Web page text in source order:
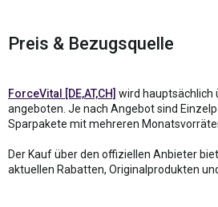
Preis & Bezugsquelle
ForceVital [DE,AT,CH] wird hauptsächlich
angeboten. Je nach Angebot sind
Sparpakete mit mehreren
Der Kauf über den offiziellen Anbieter
aktuellen Rabatten, Originalprodukten